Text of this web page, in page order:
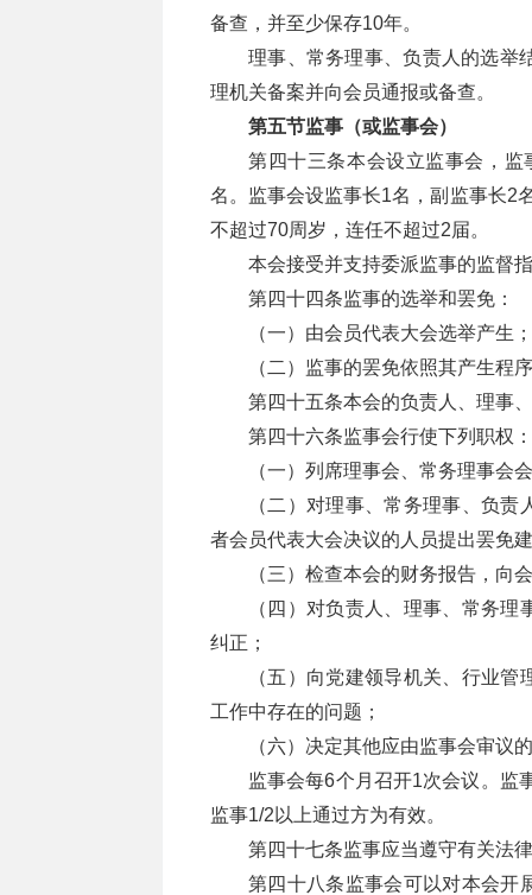
备查，并至少保存10年。
理事、常务理事、负责人的选举
理机关备案并向会员通报或备查。
第五节监事（或监事会）
第四十三条本会设立监事会，
名。监事会设监事长1名，副监事长2
不超过70周岁，连任不超过2届。
本会接受并支持委派监事的监督
第四十四条监事的选举和罢免：
（一）由会员代表大会选举产生；
（二）监事的罢免依照其产生程
第四十五条本会的负责人、理事
第四十六条监事会行使下列职权：
（一）列席理事会、常务理事会
（二）对理事、常务理事、负
者会员代表大会决议的人员提出罢免
（三）检查本会的财务报告，向
（四）对负责人、理事、常务
纠正；
（五）向党建领导机关、行业
工作中存在的问题；
（六）决定其他应由监事会审议
监事会每6个月召开1次会议。监
监事1/2以上通过方为有效。
第四十七条监事应当遵守有关法
第四十八条监事会可以对本会开